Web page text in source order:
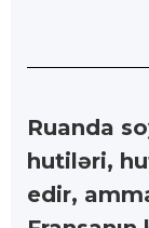
Ruanda
hutiləri,
edir,